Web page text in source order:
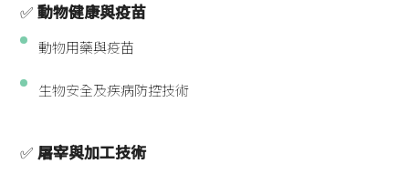
✅動物健康與疫苗
動物用藥與疫苗
生物安全及疾病防控技術
✅屠宰與加工技術